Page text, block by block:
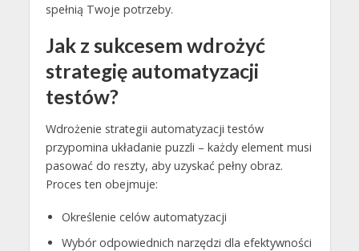
spełnią Twoje potrzeby.
Jak z sukcesem wdrożyć
strategię automatyzacji
testów?
Wdrożenie strategii automatyzacji testów
przypomina układanie puzzli – każdy element musi
pasować do reszty, aby uzyskać pełny obraz.
Proces ten obejmuje:
Określenie celów automatyzacji
Wybór odpowiednich narzędzi dla efektywności